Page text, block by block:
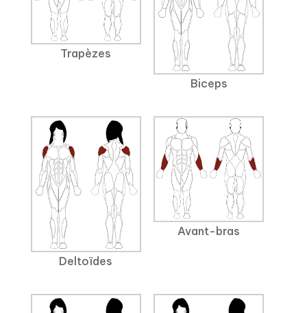
Trapèzes
Biceps
Deltoïdes
Avant-bras